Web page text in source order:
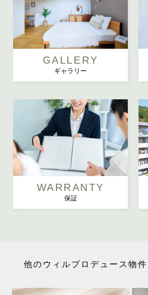
GALLERY
ギャラリー
WARRANTY
保証
他のウィルプロデュース物